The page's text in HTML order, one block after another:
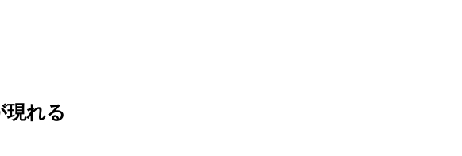
現れる